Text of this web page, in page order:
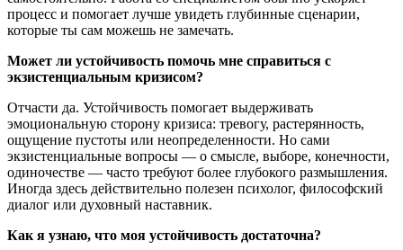
процесс и помогает лучше увидеть глубинные сценарии,
которые ты сам можешь не замечать.
Может ли устойчивость помочь мне справиться с
экзистенциальным кризисом?
Отчасти да. Устойчивость помогает выдерживать
эмоциональную сторону кризиса: тревогу, растерянность,
ощущение пустоты или неопределенности. Но сами
экзистенциальные вопросы — о смысле, выборе, конечности,
одиночестве — часто требуют более глубокого размышления.
Иногда здесь действительно полезен психолог, философский
диалог или духовный наставник.
Как я узнаю, что моя устойчивость достаточна?